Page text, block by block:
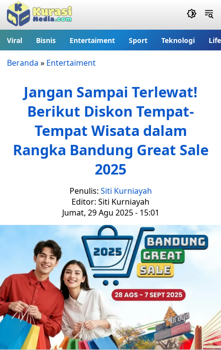
Viral Bisnis Entertaiment Sport Teknologi
Beranda » Entertaiment
Jangan Sampai Terlewat!
Berikut Diskon Tempat-
Tempat Wisata dalam
Rangka Bandung Great Sale
2025
Penulis: Siti Kurniayah
Editor: Siti Kurniayah
Jumat, 29 Agu 2025 - 15:01